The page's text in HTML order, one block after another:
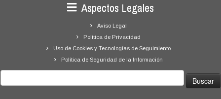
Aspectos Legales
Aviso Legal
Política de Privacidad
Uso de Cookies y Tecnologías de Seguimiento
Política de Seguridad de la Información